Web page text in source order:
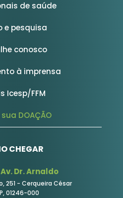
de saúde
e pesquisa
conosco
à imprensa
Icesp/FFM
DOAÇÃO
CHEGAR
Dr. Arnaldo
251 - Cerqueira César
01246-000